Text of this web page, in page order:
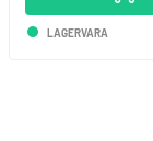
LAGERVARA